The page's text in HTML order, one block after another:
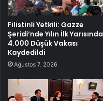
Filistinli Yetkili: Gazze
Şeridi’nde Yılın İlk Yarısında
4.000 Düşük Vakası
Kaydedildi
Ağustos 7, 2026